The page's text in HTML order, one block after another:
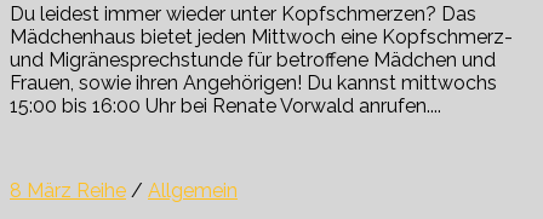
Du leidest immer wieder unter Kopfschmerzen? Das
Mädchenhaus bietet jeden Mittwoch eine Kopfschmerz-
und Migränesprechstunde für betroffene Mädchen und
Frauen, sowie ihren Angehörigen! Du kannst mittwochs
15:00 bis 16:00 Uhr bei Renate Vorwald anrufen....
8 März Reihe / Allgemein